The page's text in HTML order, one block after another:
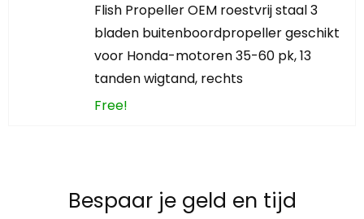
Flish Propeller OEM roestvrij staal 3
bladen buitenboordpropeller geschikt
voor Honda-motoren 35-60 pk, 13
tanden wigtand, rechts
Free!
Bespaar je geld en tijd